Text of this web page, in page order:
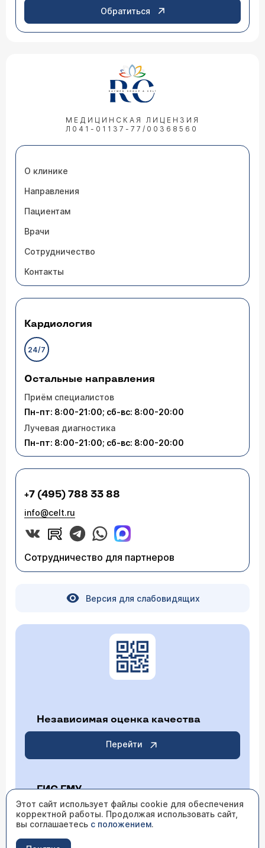
Обратиться
МЕДИЦИНСКАЯ ЛИЦЕНЗИЯ
Л041-01137-77/00368560
О клинике
Направления
Пациентам
Врачи
Сотрудничество
Контакты
Кардиология
24/7
Остальные направления
Приём специалистов
Пн-пт: 8:00-21:00; сб-вс: 8:00-20:00
Лучевая диагностика
Пн-пт: 8:00-21:00; сб-вс: 8:00-20:00
+7 (495) 788 33 88
info@celt.ru
Сотрудничество для партнеров
Версия для слабовидящих
Независимая оценка качества
Перейти
ГИС ГМУ
Перейти
Этот сайт использует файлы cookie для обеспечения
корректной работы. Продолжая использовать сайт,
вы соглашаетесь с положением.